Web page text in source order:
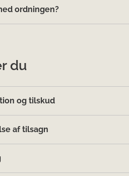
ordningen?
du
og tilskud
af tilsagn